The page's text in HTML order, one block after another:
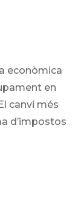
econòmica
en
canvi més
d’impostos